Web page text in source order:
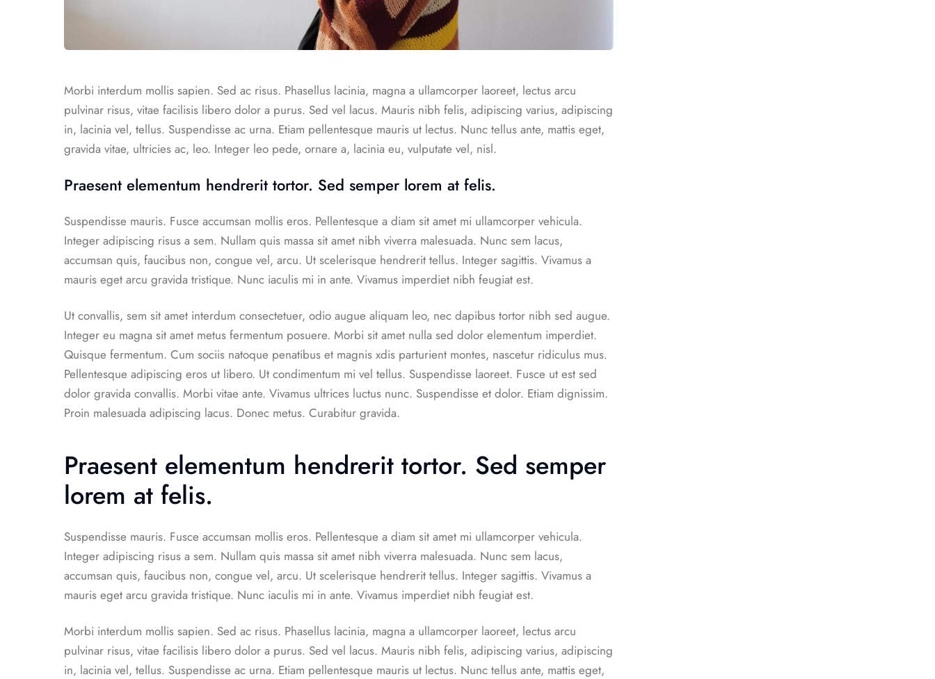
Morbi interdum mollis sapien. Sed ac risus. Phasellus lacinia, magna a ullamcorper laoreet, lectus arcu
pulvinar risus, vitae facilisis libero dolor a purus. Sed vel lacus. Mauris nibh felis, adipiscing varius, adipiscing
in, lacinia vel, tellus. Suspendisse ac urna. Etiam pellentesque mauris ut lectus. Nunc tellus ante, mattis eget,
gravida vitae, ultricies ac, leo. Integer leo pede, ornare a, lacinia eu, vulputate vel, nisl.
Praesent elementum hendrerit tortor. Sed semper lorem at felis.
Suspendisse mauris. Fusce accumsan mollis eros. Pellentesque a diam sit amet mi ullamcorper vehicula.
Integer adipiscing risus a sem. Nullam quis massa sit amet nibh viverra malesuada. Nunc sem lacus,
accumsan quis, faucibus non, congue vel, arcu. Ut scelerisque hendrerit tellus. Integer sagittis. Vivamus a
mauris eget arcu gravida tristique. Nunc iaculis mi in ante. Vivamus imperdiet nibh feugiat est.
Ut convallis, sem sit amet interdum consectetuer, odio augue aliquam leo, nec dapibus tortor nibh sed augue.
Integer eu magna sit amet metus fermentum posuere. Morbi sit amet nulla sed dolor elementum imperdiet.
Quisque fermentum. Cum sociis natoque penatibus et magnis xdis parturient montes, nascetur ridiculus mus.
Pellentesque adipiscing eros ut libero. Ut condimentum mi vel tellus. Suspendisse laoreet. Fusce ut est sed
dolor gravida convallis. Morbi vitae ante. Vivamus ultrices luctus nunc. Suspendisse et dolor. Etiam dignissim.
Proin malesuada adipiscing lacus. Donec metus. Curabitur gravida.
Praesent elementum hendrerit tortor. Sed semper
lorem at felis.
Suspendisse mauris. Fusce accumsan mollis eros. Pellentesque a diam sit amet mi ullamcorper vehicula.
Integer adipiscing risus a sem. Nullam quis massa sit amet nibh viverra malesuada. Nunc sem lacus,
accumsan quis, faucibus non, congue vel, arcu. Ut scelerisque hendrerit tellus. Integer sagittis. Vivamus a
mauris eget arcu gravida tristique. Nunc iaculis mi in ante. Vivamus imperdiet nibh feugiat est.
Morbi interdum mollis sapien. Sed ac risus. Phasellus lacinia, magna a ullamcorper laoreet, lectus arcu
pulvinar risus, vitae facilisis libero dolor a purus. Sed vel lacus. Mauris nibh felis, adipiscing varius, adipiscing
in, lacinia vel, tellus. Suspendisse ac urna. Etiam pellentesque mauris ut lectus. Nunc tellus ante, mattis eget,